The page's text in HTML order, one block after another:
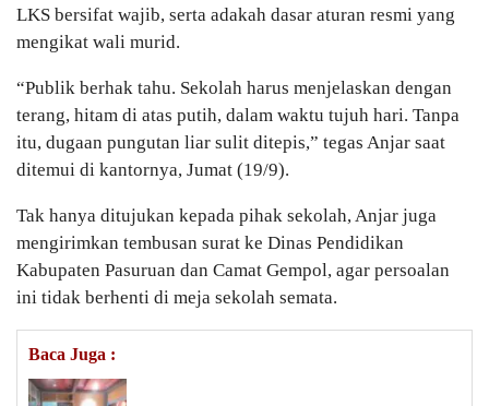
LKS bersifat wajib, serta adakah dasar aturan resmi yang
mengikat wali murid.
“Publik berhak tahu. Sekolah harus menjelaskan dengan
terang, hitam di atas putih, dalam waktu tujuh hari. Tanpa
itu, dugaan pungutan liar sulit ditepis,” tegas Anjar saat
ditemui di kantornya, Jumat (19/9).
Tak hanya ditujukan kepada pihak sekolah, Anjar juga
mengirimkan tembusan surat ke Dinas Pendidikan
Kabupaten Pasuruan dan Camat Gempol, agar persoalan
ini tidak berhenti di meja sekolah semata.
Baca Juga :